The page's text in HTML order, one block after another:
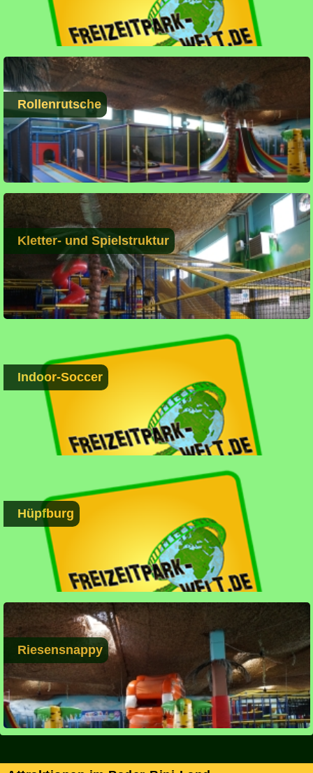
Rollenrutsche
Kletter- und Spielstruktur
Indoor-Soccer
Hüpfburg
Riesensnappy